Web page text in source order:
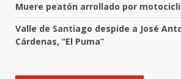
Muere peatón arrollado por
Valle de Santiago despide a José
Cárdenas, “El Puma”